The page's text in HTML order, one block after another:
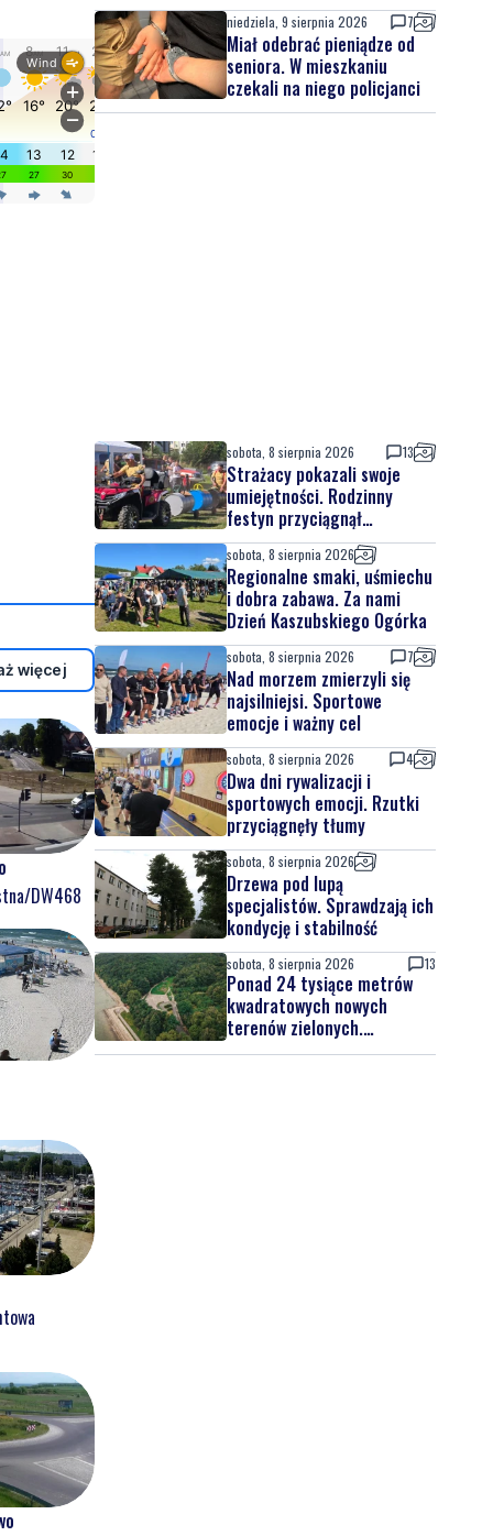
więcej
DW468
niedziela, 9 sierpnia 2026 7
Miał odebrać pieniądze od
seniora. W mieszkaniu
czekali na niego policjanci
sobota, 8 sierpnia 2026 13
Strażacy pokazali swoje
umiejętności. Rodzinny
festyn przyciągnął
mieszkańców oraz gości
sobota, 8 sierpnia 2026
Regionalne smaki, uśmiechu
i dobra zabawa. Za nami
Dzień Kaszubskiego Ogórka
sobota, 8 sierpnia 2026 7
Nad morzem zmierzyli się
najsilniejsi. Sportowe
emocje i ważny cel
sobota, 8 sierpnia 2026 4
Dwa dni rywalizacji i
sportowych emocji. Rzutki
przyciągnęły tłumy
sobota, 8 sierpnia 2026
Drzewa pod lupą
specjalistów. Sprawdzają ich
kondycję i stabilność
sobota, 8 sierpnia 2026 13
Ponad 24 tysiące metrów
kwadratowych nowych
terenów zielonych.
Powstanie nowa przestrzeń